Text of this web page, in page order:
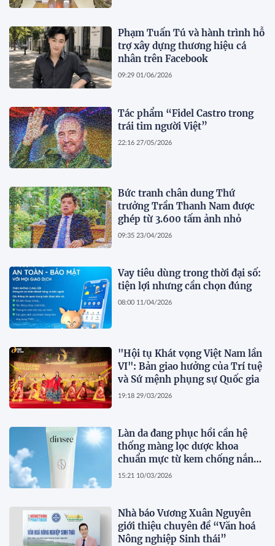
Phạm Tuấn Tú và hành trình hỗ
trợ xây dựng thương hiệu cá
nhân trên Facebook
09:29 01/06/2026
Tác phẩm “Fidel Castro trong
trái tim người Việt”
22:16 27/05/2026
Bức tranh chân dung Thứ
trưởng Trần Thanh Nam được
ghép từ 3.600 tấm ảnh nhỏ
09:35 23/04/2026
Vay tiêu dùng trong thời đại số:
tiện lợi nhưng cần chọn đúng
08:00 11/04/2026
"Hội tụ Khát vọng Việt Nam lần
VI": Bản giao hưởng của Trí tuệ
và Sứ mệnh phụng sự Quốc gia
19:18 29/03/2026
Làn da đang phục hồi cần hệ
thống màng lọc dược khoa
chuẩn mực từ kem chống nắng
thuần chay Dinsee
15:21 10/03/2026
Nhà báo Vương Xuân Nguyên
giới thiệu chuyên đề “Văn hoá
Nông nghiệp Sinh thái”